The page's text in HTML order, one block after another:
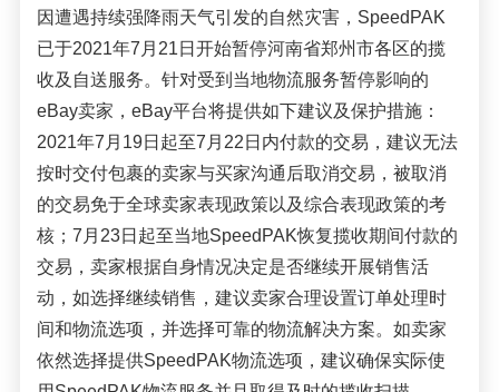
因遭遇持续强降雨天气引发的自然灾害， SpeedPAK
已于2021年7月21日开始暂停河南省郑州市各区的揽
收及自送服务。针对受到当地物流服务暂停影响的
eBay卖家，eBay平台将提供如下建议及保护措施：
2021年7月19日起至7月22 日内付款的交易，建议无法
按时交付包裹的卖家与买家沟通后取消交易，被取消
的交易免于全球卖家表现政策以及综合表现政策的考
核；7月23日起至当地SpeedPAK恢复揽收期间付款的
交易，卖家根据自身情况决定是否继续开展销售活
动，如选择继续销售，建议卖家合理设置订单处理时
间和物流选项，并选择可靠的物流解决方案。如卖家
依然选择提供SpeedPAK物流选项，建议确保实际使